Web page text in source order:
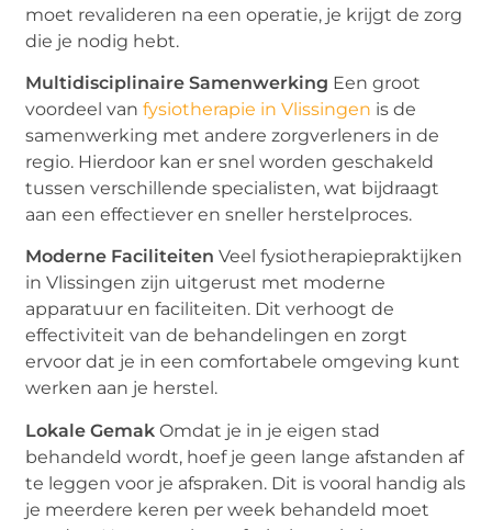
moet revalideren na een operatie, je krijgt de zorg
die je nodig hebt.
Multidisciplinaire Samenwerking Een groot
voordeel vanfysiotherapie in Vlissingen is de
samenwerking met andere zorgverleners in de
regio. Hierdoor kan er snel worden geschakeld
tussen verschillende specialisten, wat bijdraagt
aan een effectiever en sneller herstelproces.
Moderne Faciliteiten Veel fysiotherapiepraktijken
in Vlissingen zijn uitgerust met moderne
apparatuur en faciliteiten. Dit verhoogt de
effectiviteit van de behandelingen en zorgt
ervoor dat je in een comfortabele omgeving kunt
werken aan je herstel.
Lokale Gemak Omdat je in je eigen stad
behandeld wordt, hoef je geen lange afstanden af
te leggen voor je afspraken. Dit is vooral handig als
je meerdere keren per week behandeld moet